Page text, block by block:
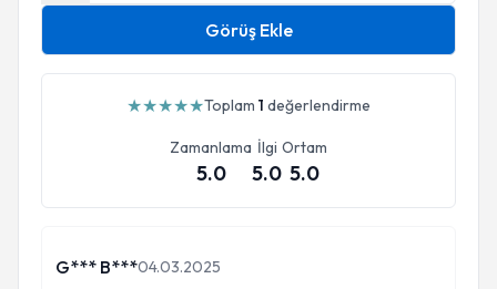
Görüş Ekle
★★★★★Toplam 1 değerlendirme
Zamanlama
5.0
İlgi
5.0
Ortam
5.0
G*** B***04.03.2025